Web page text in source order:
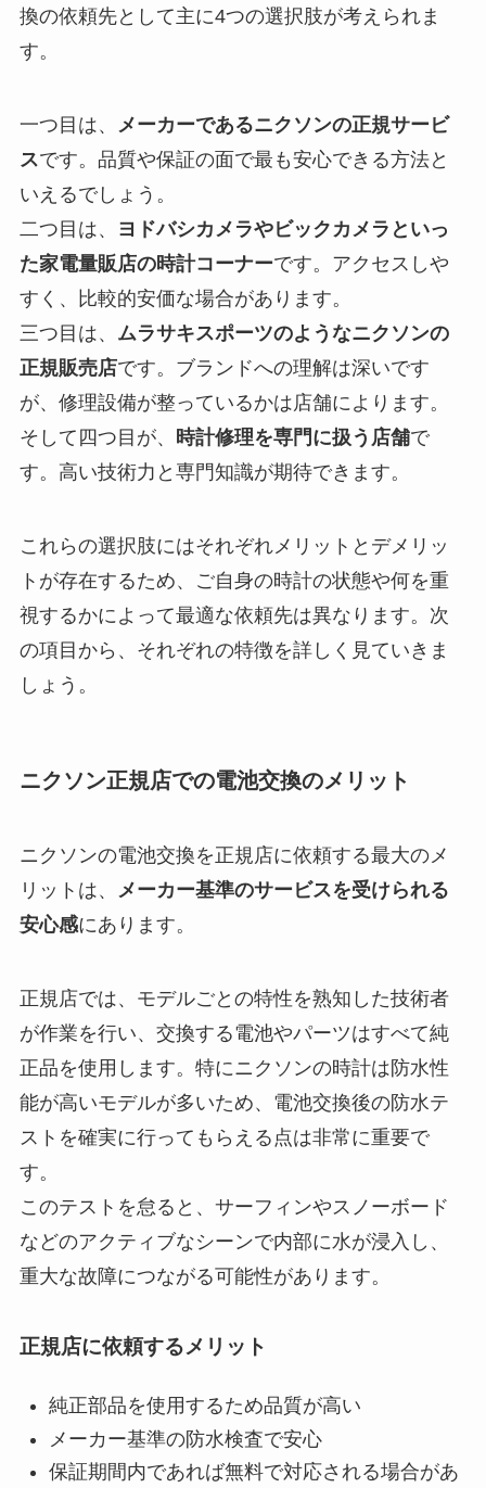
換の依頼先として主に4つの選択肢が考えられま
す。
一つ目は、
メーカーであるニクソンの正規サービ
スです。品質や保証の面で最も安心できる方法と
いえるでしょう。
二つ目は、
ヨドバシカメラやビックカメラといっ
た家電量販店の時計コーナーです。アクセスしや
すく、比較的安価な場合があります。
三つ目は、 ムラサキスポーツのようなニクソンの
正規販売店です。ブランドへの理解は深いです
が、修理設備が整っているかは店舗によります。
そして四つ目が、
時計修理を専門に扱う店舗で
す。高い技術力と専門知識が期待できます。
これらの選択肢にはそれぞれメリットとデメリッ
トが存在するため、ご自身の時計の状態や何を重
視するかによって最適な依頼先は異なります。次
の項目から、それぞれの特徴を詳しく見ていきま
しょう。
ニクソン正規店での電池交換のメリット
ニクソンの電池交換を正規店に依頼する最大のメ
リットは、 メーカー基準のサービスを受けられる
安心感にあります。
正規店では、モデルごとの特性を熟知した技術者
が作業を行い、交換する電池やパーツはすべて純
正品を使用します。特にニクソンの時計は防水性
能が高いモデルが多いため、電池交換後の防水テ
ストを確実に行ってもらえる点は非常に重要で
す。
このテストを怠ると、サーフィンやスノーボード
などのアクティブなシーンで内部に水が浸入し、
重大な故障につながる可能性があります。
正規店に依頼するメリット
純正部品を使用するため品質が高い
メーカー基準の防水検査で安心
保証期間内であれば無料で対応される場合があ